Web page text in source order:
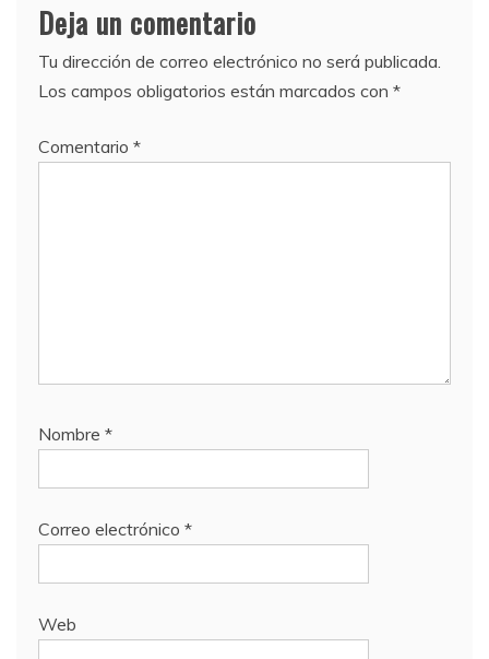
Deja un comentario
Tu dirección de correo electrónico no será publicada.
Los campos obligatorios están marcados con *
Comentario *
Nombre *
Correo electrónico *
Web